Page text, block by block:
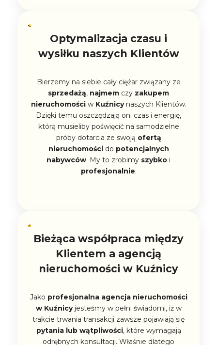
Optymalizacja czasu i
wysiłku naszych Klientów
Bierzemy na siebie cały ciężar związany ze
sprzedażą, najmem czy zakupem
nieruchomościw Kuźnicynaszych Klientów.
Dzięki temu oszczędzają oni czas i energię,
którą musieliby poświęcić na samodzielne
próby dotarcia ze swoją ofertą
nieruchomoścido potencjalnych
nabywców. My to zrobimy szybko i
profesjonalnie.
Bieżąca współpraca między
Klientem a agencją
nieruchomości w Kuźnicy
Jako profesjonalna agencja nieruchomości
w Kuźnicyjesteśmy w pełni świadomi, iż w
trakcie trwania transakcji zawsze pojawiają się
pytania lub wątpliwości, które wymagają
odrębnych konsultacji. Właśnie dlatego